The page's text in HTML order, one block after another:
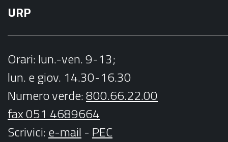
URP
Orari: lun.-ven. 9-13;
lun. e giov. 14.30-16.30
Numero verde:800.66.22.00
fax 051 4689664
Scrivici:e-mail - PEC